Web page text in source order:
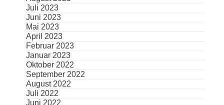
Juli 2023
Juni 2023
Mai 2023
April 2023
Februar 2023
Januar 2023
Oktober 2022
September 2022
August 2022
Juli 2022
Juni 2022